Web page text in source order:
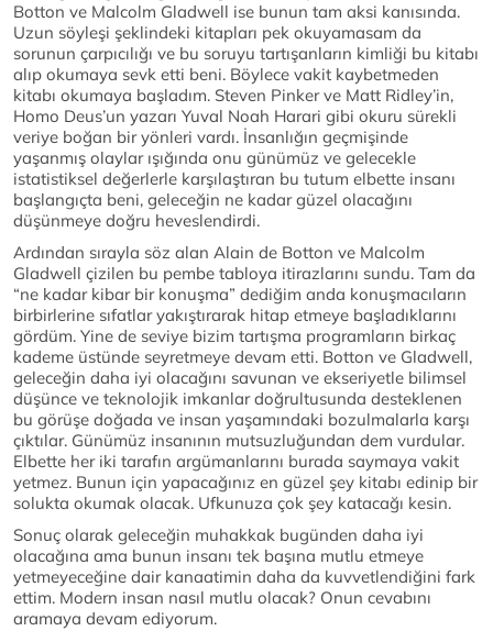
Botton ve Malcolm Gladwell ise bunun tam aksi kanısında.
Uzun söyleşi şeklindeki kitapları pek okuyamasam da
sorunun çarpıcılığı ve bu soruyu tartışanların kimliği bu kitabı
alıp okumaya sevk etti beni. Böylece vakit kaybetmeden
kitabı okumaya başladım. Steven Pinker ve Matt Ridley’in,
Homo Deus’un yazarı Yuval Noah Harari gibi okuru sürekli
veriye boğan bir yönleri vardı. İnsanlığın geçmişinde
yaşanmış olaylar ışığında onu günümüz ve gelecekle
istatistiksel değerlerle karşılaştıran bu tutum elbette insanı
başlangıçta beni, geleceğin ne kadar güzel olacağını
düşünmeye doğru heveslendirdi.
Ardından sırayla söz alan Alain de Botton ve Malcolm
Gladwell çizilen bu pembe tabloya itirazlarını sundu. Tam da
“ne kadar kibar bir konuşma” dediğim anda konuşmacıların
birbirlerine sıfatlar yakıştırarak hitap etmeye başladıklarını
gördüm. Yine de seviye bizim tartışma programların birkaç
kademe üstünde seyretmeye devam etti. Botton ve Gladwell,
geleceğin daha iyi olacağını savunan ve ekseriyetle bilimsel
düşünce ve teknolojik imkanlar doğrultusunda desteklenen
bu görüşe doğada ve insan yaşamındaki bozulmalarla karşı
çıktılar. Günümüz insanının mutsuzluğundan dem vurdular.
Elbette her iki tarafın argümanlarını burada saymaya vakit
yetmez. Bunun için yapacağınız en güzel şey kitabı edinip bir
solukta okumak olacak. Ufkunuza çok şey katacağı kesin.
Sonuç olarak geleceğin muhakkak bugünden daha iyi
olacağına ama bunun insanı tek başına mutlu etmeye
yetmeyeceğine dair kanaatimin daha da kuvvetlendiğini fark
ettim. Modern insan nasıl mutlu olacak? Onun cevabını
aramaya devam ediyorum.